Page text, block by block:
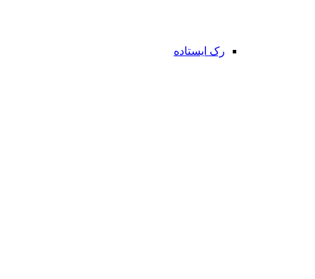
رک ایستاده